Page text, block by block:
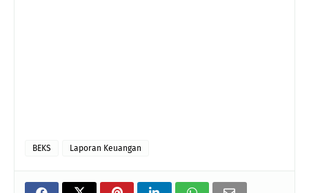
BEKS Laporan Keuangan